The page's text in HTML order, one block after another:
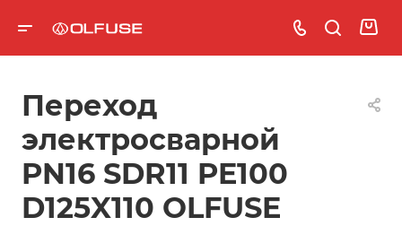
Переход
электросварной
PN16 SDR11 PE100
D125X110 OLFUSE